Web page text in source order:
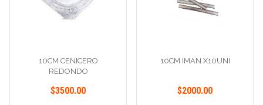
10CM CENICERO
REDONDO
$3500.00
10CM IMAN X10UNI
$2000.00